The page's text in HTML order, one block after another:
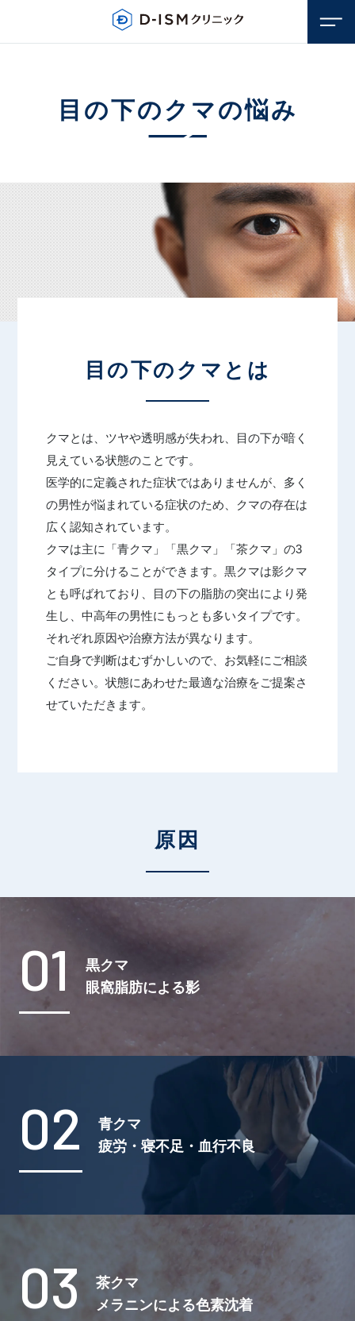
若返り・アンチエイジング
シワ
ニキビ・ニキビ跡
クマ
肌質改善
ほくろ・いぼ
汗・におい
アートメイク
眉毛アートメイク
ヘアアートメイク
アクセス（東京）
施術料金一覧
クリニック案内
クリニックについて（東京）
名古屋
大阪
症例写真
お知らせ
目の下のクマの悩み
目の下のクマとは
クマとは、ツヤや透明感が失われ、目の下が暗く
見えている状態のことです。
医学的に定義された症状ではありませんが、多く
の男性が悩まれている症状のため、クマの存在は
広く認知されています。
クマは主に「青クマ」「黒クマ」「茶クマ」の3
タイプに分けることができます。黒クマは影クマ
とも呼ばれており、目の下の脂肪の突出により発
生し、中高年の男性にもっとも多いタイプです。
それぞれ原因や治療方法が異なります。
ご自身で判断はむずかしいので、お気軽にご相談
ください。状態にあわせた最適な治療をご提案さ
せていただきます。
原因
01
黒クマ
眼窩脂肪による影
02
青クマ
疲労・寝不足・血行不良
03
茶クマ
メラニンによる色素沈着